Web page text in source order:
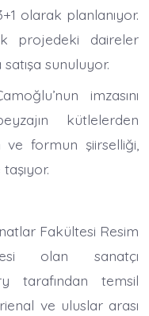
olarak planlanıyor.
projedeki daireler
sunuluyor.
imzasını
kütlelerden
ve formun şiirselliği,
Fakültesi Resim
olan sanatçı
tarafından temsil
ve uluslar arası